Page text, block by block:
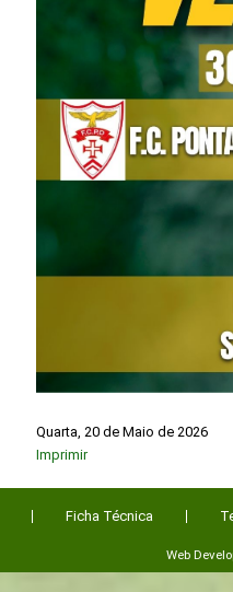
Quarta, 20 de Maio de 2026
Imprimir
Ficha Técnica
Web